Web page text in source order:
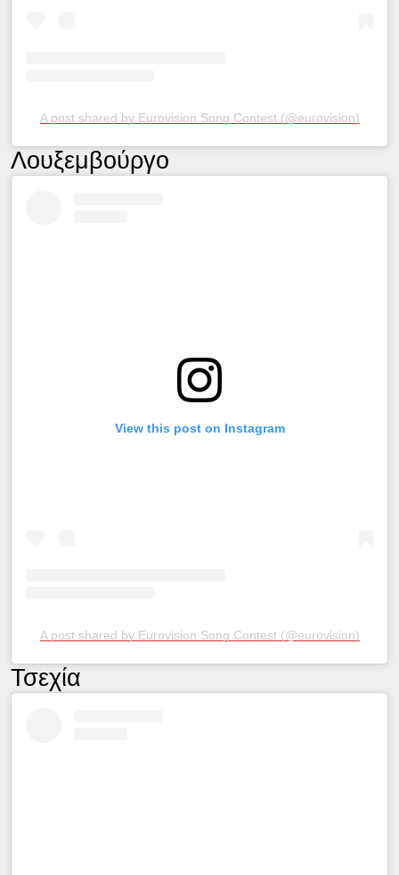
A post shared by Eurovision Song Contest (@eurovision)
Λουξεμβούργο
View this post on Instagram
A post shared by Eurovision Song Contest (@eurovision)
Τσεχία